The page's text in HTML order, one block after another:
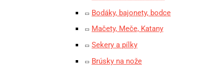
Bodáky, bajonety, bodce
Mačety, Meče, Katany
Sekery a pílky
Brúsky na nože